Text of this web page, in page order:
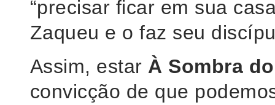
“precisar ficar em sua
Zaqueu e o faz seu
Assim, estar À Sombra
convicção de que